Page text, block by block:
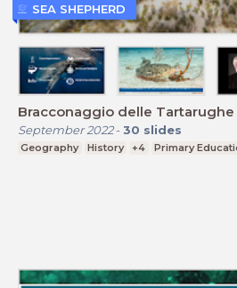
Bracconaggio delle Tartarughe
September 2022- 30 slides
Geography History +4 Primary
SEA SHEPHERD